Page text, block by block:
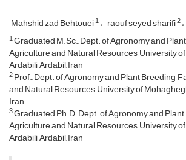
Mahshid zad Behtouei1 raouf seyed sharifi2
1Graduated M.Sc., Dept. of Agronomy and
Agriculture and Natural Resources, University
Ardabili, Ardabil, Iran
2Prof., Dept. of Agronomy and Plant Breeding,
and Natural Resources, University of
Iran
3Graduated Ph.D.,Dept. of Agronomy and
Agriculture and Natural Resources, University
Ardabili, Ardabil, Iran